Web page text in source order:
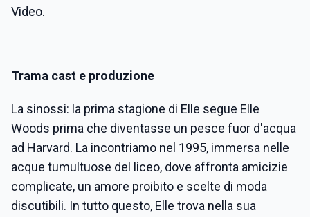
Video.
Trama cast e produzione
La sinossi: la prima stagione di Elle segue Elle
Woods prima che diventasse un pesce fuor d'acqua
ad Harvard. La incontriamo nel 1995, immersa nelle
acque tumultuose del liceo, dove affronta amicizie
complicate, un amore proibito e scelte di moda
discutibili. In tutto questo, Elle trova nella sua